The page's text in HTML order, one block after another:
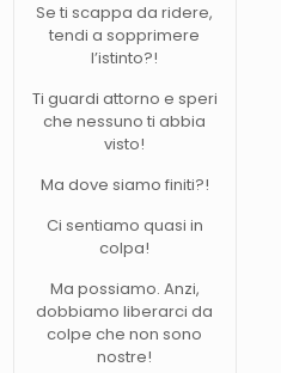
Se ti scappa da ridere,
tendi a sopprimere
l’istinto?!
Ti guardi attorno e speri
che nessuno ti abbia
visto!
Ma dove siamo finiti?!
Ci sentiamo quasi in
colpa!
Ma possiamo. Anzi,
dobbiamo liberarci da
colpe che non sono
nostre!